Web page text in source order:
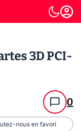
3D PCI-
0
nous en favori